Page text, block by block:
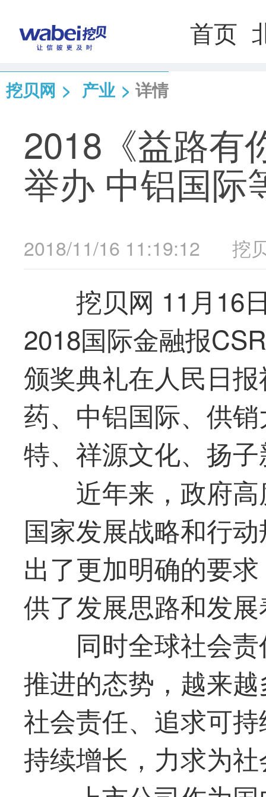
首页
挖贝网 > 产业 > 详情
2018《益路有
举办 中铝国际
2018/11/16 11:19:12 挖
挖贝网 11月16日
2018国际金融报
颁奖典礼在人民日
药、中铝国际、供
特、祥源文化、扬
近年来，政府高
国家发展战略和行
出了更加明确的要
供了发展思路和发
同时全球社会责
推进的态势，越来
社会责任、追求可
持续增长，力求为